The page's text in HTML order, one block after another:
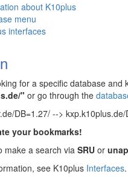
about K10plus
menu
interfaces
for a specific database
" or go through the
DB=1.27/ -->
your bookmarks!
make a search via SRU or
see K10plus Interfaces.